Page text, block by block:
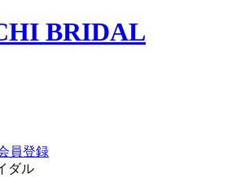
員登録
ダル